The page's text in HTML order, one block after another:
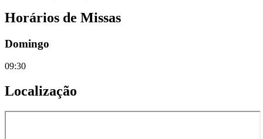
Horários de Missas
Domingo
09:30
Localização